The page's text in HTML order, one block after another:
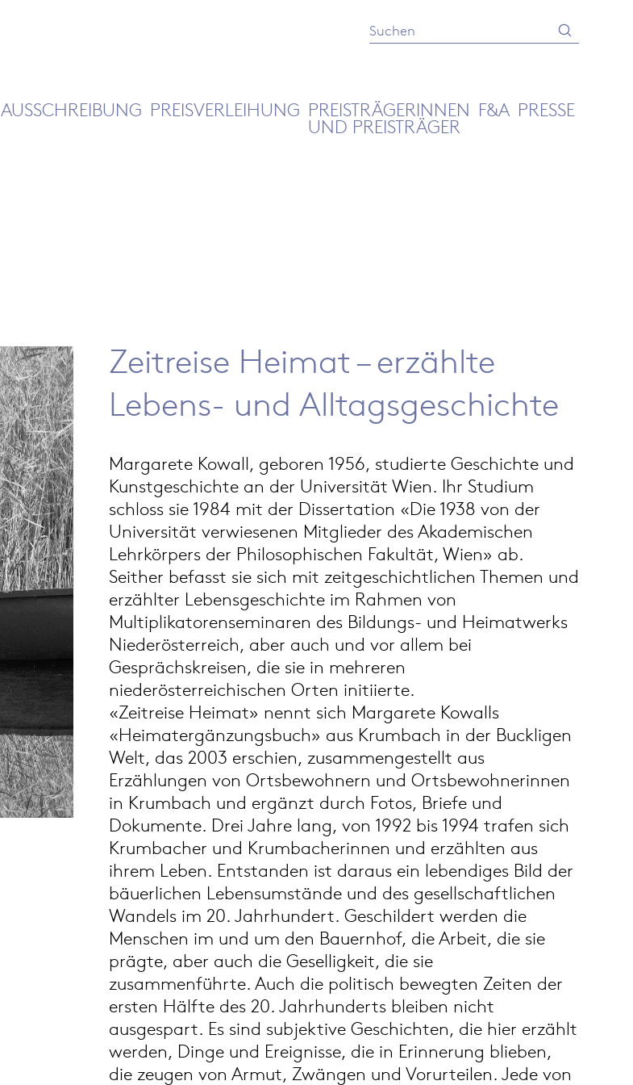
Suche
Absenden
AUSSCHREIBUNG PREISVERLEIHUNG PREISTRÄGERINNEN
UND PREISTRÄGER
F&A PRESSE
Zeitreise Heimat – erzählte
Lebens- und Alltagsgeschichte
Margarete Kowall, geboren 1956, studierte Geschichte und
Kunstgeschichte an der Universität Wien. Ihr Studium
schloss sie 1984 mit der Dissertation «Die 1938 von der
Universität verwiesenen Mitglieder des Akademischen
Lehrkörpers der Philosophischen Fakultät, Wien» ab.
Seither befasst sie sich mit zeitgeschichtlichen Themen und
erzählter Lebensgeschichte im Rahmen von
Multiplikatorenseminaren des Bildungs- und Heimatwerks
Niederösterreich, aber auch und vor allem bei
Gesprächskreisen, die sie in mehreren
niederösterreichischen Orten initiierte.
«Zeitreise Heimat» nennt sich Margarete Kowalls
«Heimatergänzungsbuch» aus Krumbach in der Buckligen
Welt, das 2003 erschien, zusammengestellt aus
Erzählungen von Ortsbewohnern und Ortsbewohnerinnen
in Krumbach und ergänzt durch Fotos, Briefe und
Dokumente. Drei Jahre lang, von 1992 bis 1994 trafen sich
Krumbacher und Krumbacherinnen und erzählten aus
ihrem Leben. Entstanden ist daraus ein lebendiges Bild der
bäuerlichen Lebensumstände und des gesellschaftlichen
Wandels im 20. Jahrhundert. Geschildert werden die
Menschen im und um den Bauernhof, die Arbeit, die sie
prägte, aber auch die Geselligkeit, die sie
zusammenführte. Auch die politisch bewegten Zeiten der
ersten Hälfte des 20. Jahrhunderts bleiben nicht
ausgespart. Es sind subjektive Geschichten, die hier erzählt
werden, Dinge und Ereignisse, die in Erinnerung blieben,
die zeugen von Armut, Zwängen und Vorurteilen. Jede von